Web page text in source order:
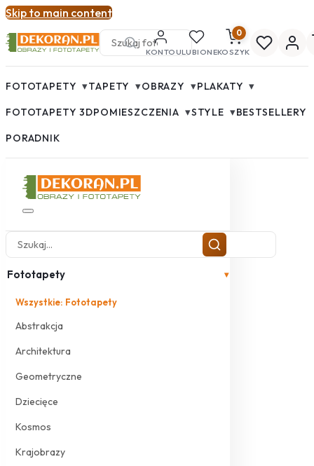
Skip to main content
KONTOULUBIONE
0
KOSZYK
FOTOTAPETY ▾TAPETY ▾OBRAZY ▾PLAKATY ▾
FOTOTAPETY 3DPOMIESZCZENIA ▾STYLE ▾BESTSELLERY
PORADNIK
Fototapety ▾
Wszystkie: Fototapety
Abstrakcja
Architektura
Geometryczne
Dziecięce
Kosmos
Krajobrazy